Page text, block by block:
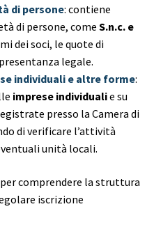
di persone: contiene
di persone, come S.n.c. e
dei soci, le quote di
legale.
individuali e altre forme:
imprese individualie su
presso la Camera di
di verificare l’attività
unità locali.
comprendere la struttura
iscrizione